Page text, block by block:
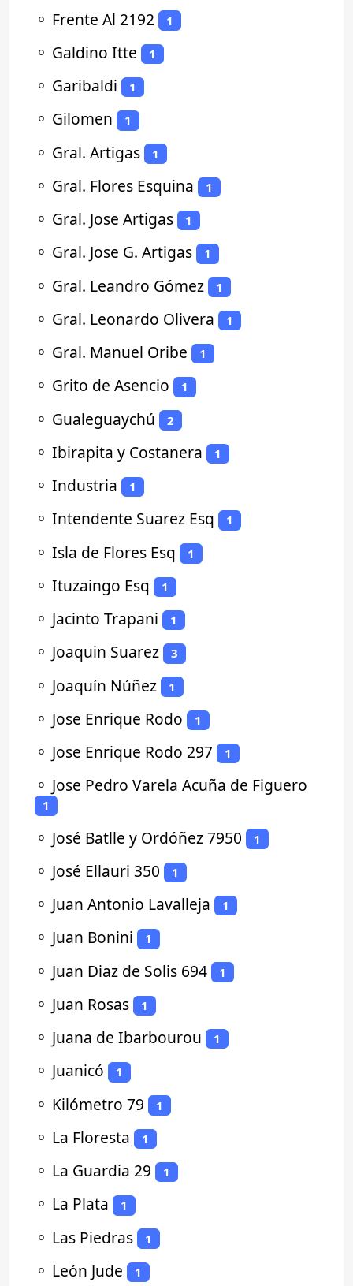
⚬ Frente Al 2192 1
⚬ Galdino Itte 1
⚬ Garibaldi 1
⚬ Gilomen 1
⚬ Gral. Artigas 1
⚬ Gral. Flores Esquina 1
⚬ Gral. Jose Artigas 1
⚬ Gral. Jose G. Artigas 1
⚬ Gral. Leandro Gómez 1
⚬ Gral. Leonardo Olivera 1
⚬ Gral. Manuel Oribe 1
⚬ Grito de Asencio 1
⚬ Gualeguaychú 2
⚬ Ibirapita y Costanera 1
⚬ Industria 1
⚬ Intendente Suarez Esq 1
⚬ Isla de Flores Esq 1
⚬ Ituzaingo Esq 1
⚬ Jacinto Trapani 1
⚬ Joaquin Suarez 3
⚬ Joaquín Núñez 1
⚬ Jose Enrique Rodo 1
⚬ Jose Enrique Rodo 297 1
⚬ Jose Pedro Varela Acuña de Figuero
1
⚬ José Batlle y Ordóñez 7950 1
⚬ José Ellauri 350 1
⚬ Juan Antonio Lavalleja 1
⚬ Juan Bonini 1
⚬ Juan Diaz de Solis 694 1
⚬ Juan Rosas 1
⚬ Juana de Ibarbourou 1
⚬ Juanicó 1
⚬ Kilómetro 79 1
⚬ La Floresta 1
⚬ La Guardia 29 1
⚬ La Plata 1
⚬ Las Piedras 1
⚬ León Jude 1